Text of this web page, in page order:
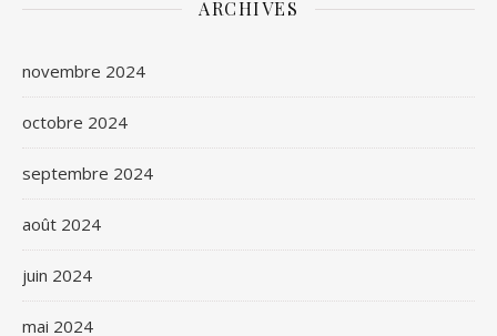
ARCHIVES
novembre 2024
octobre 2024
septembre 2024
août 2024
juin 2024
mai 2024